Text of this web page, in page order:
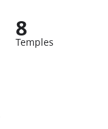
8
Temples